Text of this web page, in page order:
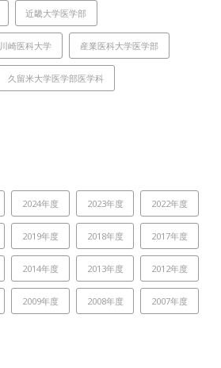
近畿大学医学部
川崎医科大学 産業医科大学医学部
久留米大学医学部医学科
2024年度 2023年度 2022年度
2019年度 2018年度 2017年度
2014年度 2013年度 2012年度
2009年度 2008年度 2007年度